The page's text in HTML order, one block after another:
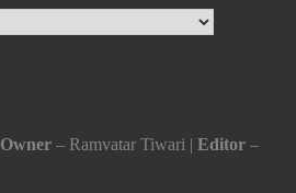
Owner – Ramvatar Tiwari | Editor –